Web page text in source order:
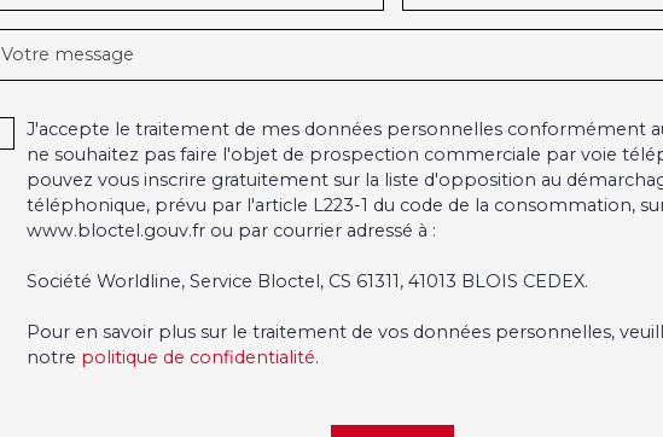
Votre message
J'accepte le traitement de mes données personnelles conformément
ne souhaitez pas faire l'objet de prospection commerciale par voie
pouvez vous inscrire gratuitement sur la liste d'opposition au
téléphonique, prévu par l'article L223-1 du code de la consommation,
www.bloctel.gouv.fr ou par courrier adressé à :
Société Worldline, Service Bloctel, CS 61311, 41013 BLOIS CEDEX.
Pour en savoir plus sur le traitement de vos données personnelles,
notre politique de confidentialité.